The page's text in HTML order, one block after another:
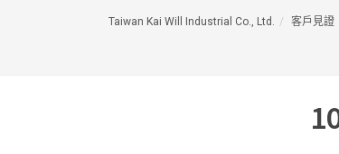
Taiwan Kai Will Industrial Co., Ltd. 客戶見證